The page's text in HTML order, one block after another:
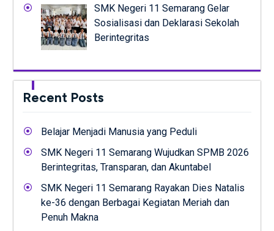
SMK Negeri 11 Semarang Gelar
Sosialisasi dan Deklarasi Sekolah
Berintegritas
Recent Posts
Belajar Menjadi Manusia yang Peduli
SMK Negeri 11 Semarang Wujudkan SPMB 2026
Berintegritas, Transparan, dan Akuntabel
SMK Negeri 11 Semarang Rayakan Dies Natalis
ke-36 dengan Berbagai Kegiatan Meriah dan
Penuh Makna